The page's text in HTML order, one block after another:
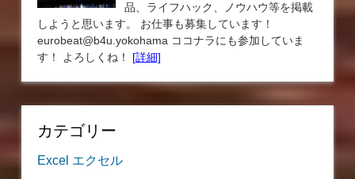
品、ライフハック、ノウハウ等を掲載
しようと思います。 お仕事も募集しています！
eurobeat@b4u.yokohama ココナラにも参加していま
す！ よろしくね！ [詳細]
カテゴリー
Excel エクセル